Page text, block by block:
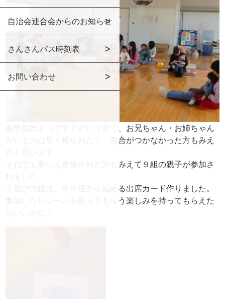
自治会連合会からのお知らせ
さんさんバス時刻表
お問い合わせ
新学期始まってすぐという事で、お兄ちゃん・お姉ちゃん
は早く帰られたり、都合がつかなかった方もみえ
それでも新しく参加された方もみえて９組の親子が参加さ
手遊びの後は、今年度から始める出席カード作りました。
らシールを貼ってもらう楽しみを持ってもらえた